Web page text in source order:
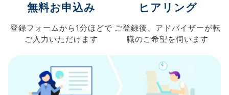
無料お申込み
登録フォームから 1分ほどで
ご入力 いただけます
ヒアリング
ご登録後、 アドバイザーが転
職のご希望を伺います